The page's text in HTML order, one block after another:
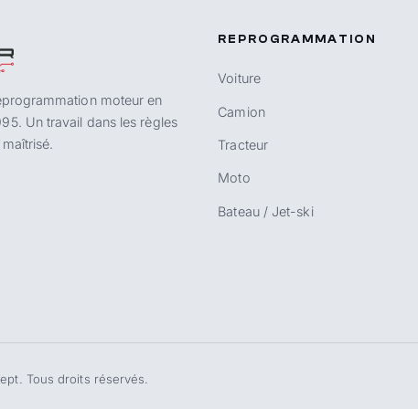
moteur en
Un travail dans les règles
REPROGRAMMATION
Voiture
Camion
Tracteur
Moto
Bateau / Jet-ski
Tous droits réservés.